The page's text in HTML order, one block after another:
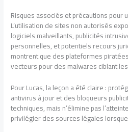
Risques associés et précautions pour
L’utilisation de sites non autorisés
logiciels malveillants, publicités
personnelles, et potentiels recours
montrent que des plateformes
vecteurs pour des malwares ciblant
Pour Lucas, la leçon a été claire :
antivirus à jour et des bloqueurs
techniques, mais n’élimine pas
privilégier des sources légales